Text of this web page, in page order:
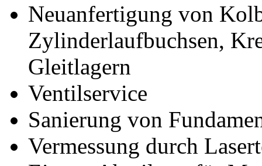
Neuanfertigung von
Zylinderlaufbuchsen,
Gleitlagern
Ventilservice
Sanierung von
Vermessung durch